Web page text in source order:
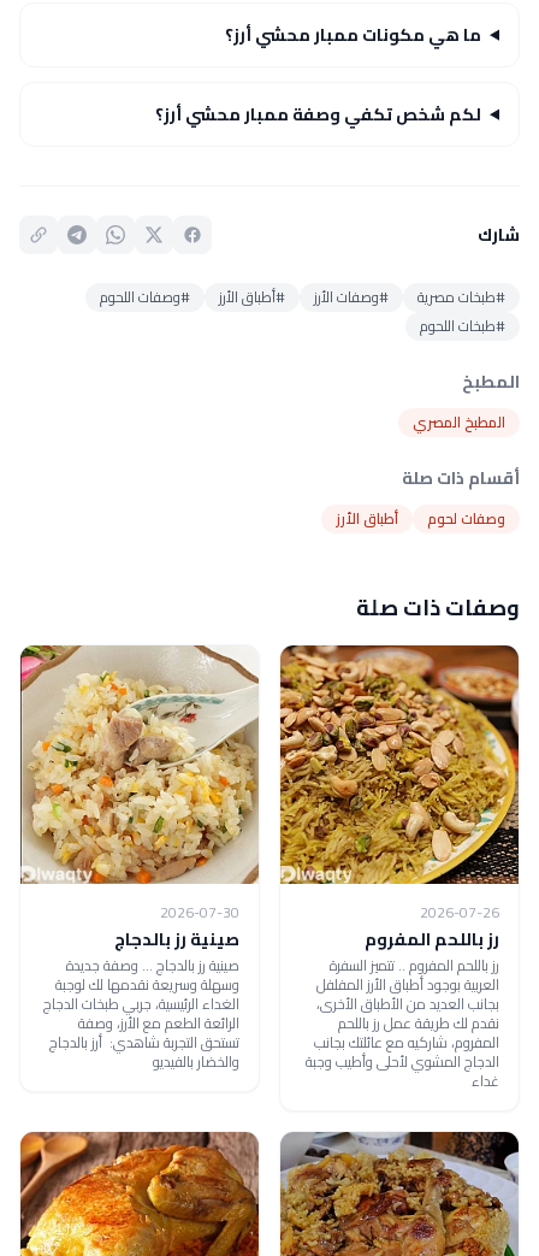
ما هي مكونات ممبار محشي أرز؟
لكم شخص تكفي وصفة ممبار محشي أرز؟
شارك
#طبخات مصرية #وصفات الأرز #أطباق الأرز
#وصفات اللحوم
#طبخات اللحوم
المطبخ
المطبخ المصري
أقسام ذات صلة
وصفات لحوم أطباق الأرز
وصفات ذات صلة
2026-07-26
رز باللحم المفروم
رز باللحم المفروم .. تتميز السفرة
العربية بوجود أطباق الأرز المفلفل
بجانب العديد من الأطباق الأخرى،
نقدم لك طريقة عمل رز باللحم
المفروم، شاركيه مع عائلتك بجانب
الدجاج المشوي لأحلى وأطيب وجبة
غداء
2026-07-30
صينية رز بالدجاج
صينية رز بالدجاج ... وصفة جديدة
وسهلة وسريعة نقدمها لك لوجبة
الغداء الرئيسية، جربي طبخات الدجاج
الرائعة الطعم مع الأرز، وصفة
تستحق التجربة شاهدي: أرز بالدجاج
والخضار بالفيديو